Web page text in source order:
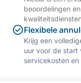
beoordelingen
Flexibele
Krijg een
uur voor de start
servicekosten en